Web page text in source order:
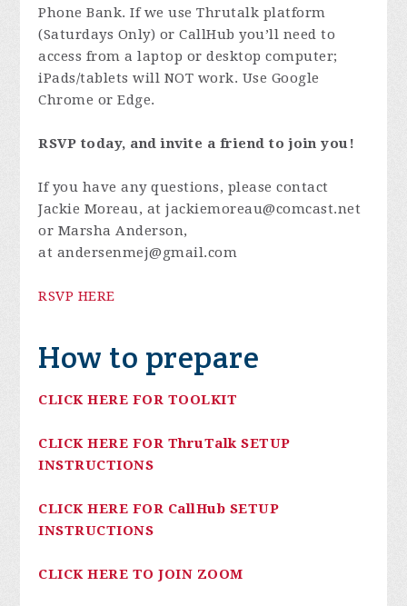
Phone Bank. If we use Thrutalk platform
(Saturdays Only) or CallHub you’ll need to
access from a laptop or desktop computer;
iPads/tablets will NOT work. Use Google
Chrome or Edge.
RSVP today, and invite a friend to join you!
If you have any questions, please contact
Jackie Moreau, atjackiemoreau@comcast.net
or Marsha Anderson,
at andersenmej@gmail.com
RSVP HERE
How to prepare
CLICK HERE FOR TOOLKIT
CLICK HERE FOR ThruTalk SETUP
INSTRUCTIONS
CLICK HERE FOR CallHub SETUP
INSTRUCTIONS
CLICK HERE TO JOIN ZOOM